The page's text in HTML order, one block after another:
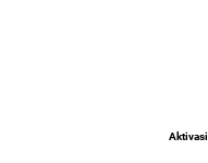
Aktivasi